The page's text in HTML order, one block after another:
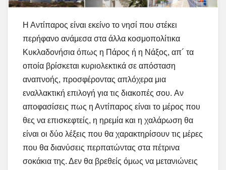
Η Αντίπαρος είναι εκείνο το νησί που στέκει
περήφανο ανάμεσα στα άλλα κοσμοπολίτικα
Κυκλαδονήσια όπως η Πάρος ή η Νάξος, απ´ τα
οποία βρίσκεται κυριολεκτικά σε απόσταση
αναπνοής, προσφέροντας απλόχερα μια
εναλλακτική επιλογή για τις διακοπές σου. Αν
αποφασίσεις πως η Αντίπαρος είναι το μέρος που
θες να επισκεφτείς, η ηρεμία και η χαλάρωση θα
είναι οι δύο λέξεις που θα χαρακτηρίσουν τις μέρες
που θα διανύσεις περπατώντας στα πέτρινα
σοκάκια της. Δεν θα βρεθείς όμως να μετανιώνεις